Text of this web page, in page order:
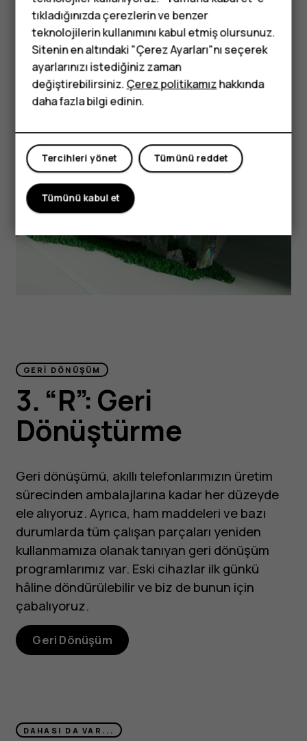
Tuşlu telefonlar
Çocuklar için
telefonlar
GERI DÖNÜŞÜM
3. “R”: Geri
Dönüştürme
Geri dönüşümü, akıllı telefonlarımızın üretim
sürecinden ambalajlarına kadar her düzeyde
ele alıyoruz. Ayrıca, ham maddeleri ve bazı
durumlarda tüm çalışan parçaları yeniden
kullanmamıza olanak tanıyan geri dönüşüm
programlarımız var. Eski cihazlar ilk günkü
hâline döndürülebilir ve biz de bunun için
çabalıyoruz.
Geri Dönüşüm
DAHASI DA VAR...
tıkladığınızda çerezlerin ve benzer
teknolojilerin kullanımını kabul etmiş olursunuz.
Sitenin en altındaki "Çerez Ayarları"nı seçerek
ayarlarınızı istediğiniz zaman
değiştirebilirsiniz.Çerez politikamızhakkında
daha fazla bilgi edinin.
Tümünü reddet
Tercihleri yönet
Tümünü kabul et